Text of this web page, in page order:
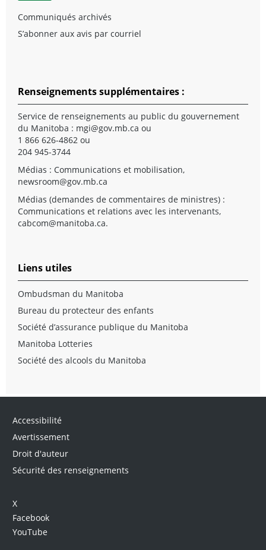
Communiqués archivés
S’abonner aux avis par courriel
Renseignements supplémentaires :
Service de renseignements au public du gouvernement
du Manitoba : mgi@gov.mb.ca ou
1 866 626-4862 ou
204 945-3744
Médias : Communications et mobilisation,
newsroom@gov.mb.ca
Médias (demandes de commentaires de ministres) :
Communications et relations avec les intervenants,
cabcom@manitoba.ca.
Liens utiles
Ombudsman du Manitoba
Bureau du protecteur des enfants
Société d’assurance publique du Manitoba
Manitoba Lotteries
Société des alcools du Manitoba
Accessibilité
Avertissement
Droit d'auteur
Sécurité des renseignements
X
Facebook
YouTube